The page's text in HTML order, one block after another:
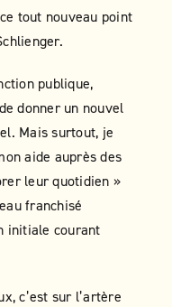
tout nouveau point
publique,
donner un nouvel
Mais surtout, je
aide auprès des
leur quotidien »
franchisé
initiale courant
c’est sur l’artère